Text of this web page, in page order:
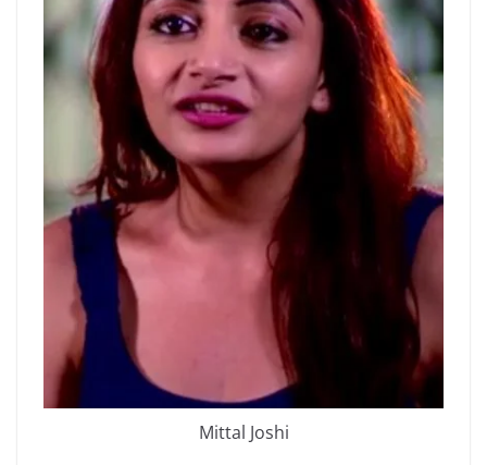
Mittal Joshi